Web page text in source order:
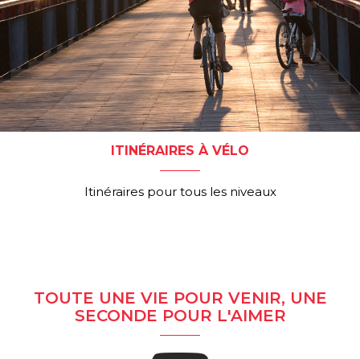
ITINÉRAIRES À VÉLO
Itinéraires pour tous les niveaux
TOUTE UNE VIE POUR VENIR, UNE
SECONDE POUR L'AIMER